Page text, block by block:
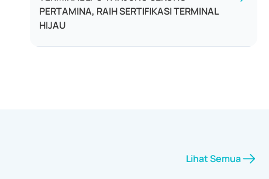
PERTAMINA, RAIH SERTIFIKASI TERMINAL
HIJAU
Lihat Semua